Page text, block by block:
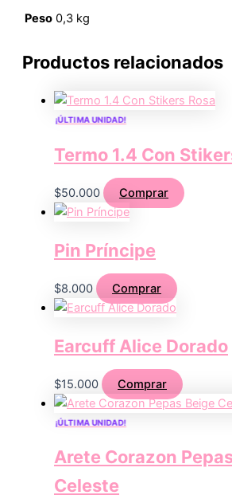
Peso 0,3 kg
Productos relacionados
¡ÚLTIMA UNIDAD!
Termo 1.4 Con
$50.000 Comprar
Pin Príncipe
$8.000 Comprar
Earcuff Alice Dorado
$15.000 Comprar
¡ÚLTIMA UNIDAD!
Arete Corazon
Celeste